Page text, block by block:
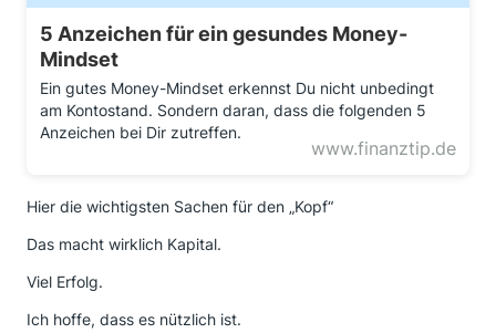
5 Anzeichen für ein gesundes Money-
Mindset
Ein gutes Money-Mindset erkennst Du nicht unbedingt
am Kontostand. Sondern daran, dass die folgenden 5
Anzeichen bei Dir zutreffen.
www.finanztip.de
Hier die wichtigsten Sachen für den „Kopf“
Das macht wirklich Kapital.
Viel Erfolg.
Ich hoffe, dass es nützlich ist.